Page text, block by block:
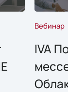
Вебинар
IVA